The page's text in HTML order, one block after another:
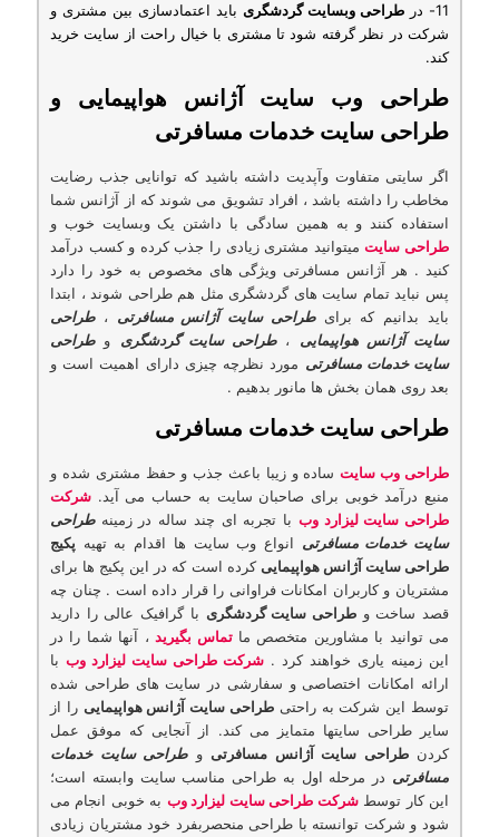
11- در
طراحی وبسایت گردشگری باید اعتمادسازی بین مشتری و
شرکت در نظر گرفته شود تا مشتری با خیال راحت از سایت خرید
کند.
طراحی وب سایت آژانس هواپیمایی و
طراحی سایت خدمات مسافرتی
اگر سایتی متفاوت وآپدیت داشته باشید که توانایی جذب رضایت
مخاطب را داشته باشد ، افراد تشویق می شوند كه از آژانس شما
استفاده كنند و به همین سادگی با داشتن یک وبسایت خوب و
طراحی سایتمیتوانید مشتری زیادی را جذب کرده و کسب درآمد
کنید . هر آژانس مسافرتی ویژگی های مخصوص به خود را دارد
پس نباید تمام سایت های گردشگری مثل هم طراحی شوند ، ابتدا
باید بدانیم که برایطراحی سایت آژانس مسافرتی ،طراحی
سایت آژانس هواپیمایی ،طراحی سایت گردشگری وطراحی
سایت خدمات مسافرتی مورد نظرچه چیزی دارای اهمیت است و
بعد روی همان بخش ها مانور بدهیم .
طراحی سایت خدمات مسافرتی
طراحی وب سایتساده و زیبا باعث جذب و حفظ مشتری شده و
منبع درآمد خوبی برای صاحبان سایت به حساب می آید. شرکت
طراحی سایت لیزارد وب با تجربه ای چند ساله در زمینهطراحی
سایت خدمات مسافرتی انواع وب سایت ها اقدام به تهیه پکیج
طراحی سایت آژانس هواپیمایی کرده است که در این پکیج ها برای
مشتریان و کاربران امکانات فراوانی را قرار داده است . چنان چه
قصد ساخت وطراحی سایت گردشگری با گرافیک عالی را دارید
می توانید با مشاورین متخصص ماتماس بگیرید، آنها شما را در
این زمینه یاری خواهند کرد . شرکت طراحی سایت لیزارد وب با
ارائه امکانات اختصاصی و سفارشی در سایت های طراحی شده
توسط این شرکت به راحتی طراحی سایت آژانس هواپیمایی را از
سایر طراحی سایتها متمایز می کند. از آنجایی که موفق عمل
کردنطراحی سایت آژانس مسافرتی وطراحی سایت خدمات
مسافرتی در مرحله اول به طراحی مناسب سایت وابسته است؛
این کار توسطشرکت طراحی سایت لیزارد وب به خوبی انجام می
شود و شرکت توانسته با طراحی منحصربفرد خود مشتریان زیادی